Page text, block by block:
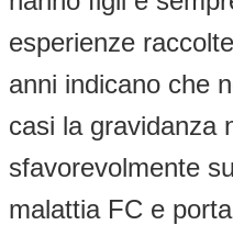
esperienze
anni indicano che
casi la gravidanza
sfavorevolmente
malattia FC e